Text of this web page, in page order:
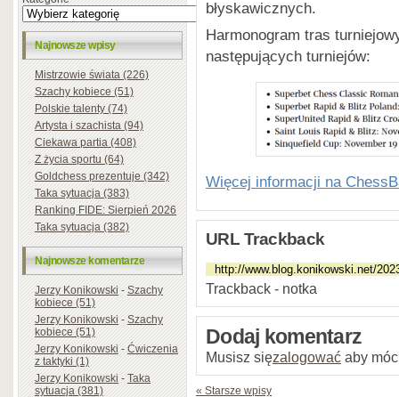
Najnowsze wpisy
Mistrzowie świata (226)
Szachy kobiece (51)
Polskie talenty (74)
Artysta i szachista (94)
Ciekawa partia (408)
Z życia sportu (64)
Goldchess prezentuje (342)
Taka sytuacja (383)
Ranking FIDE: Sierpień 2026
Taka sytuacja (382)
Najnowsze komentarze
Jerzy Konikowski-Szachy
kobiece (51)
Jerzy Konikowski-Szachy
kobiece (51)
Jerzy Konikowski-Ćwiczenia
z taktyki (1)
Jerzy Konikowski-Taka
sytuacja (381)
błyskawicznych.
Harmonogram tras
następujących turniejów:
Więcej informacji na
URL Trackback
Trackback - notka
Dodaj komentarz
Musisz sięzalogować aby
« Starsze wpisy